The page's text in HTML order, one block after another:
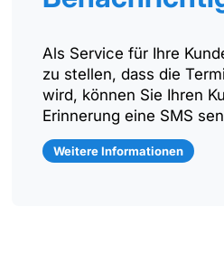
Als Service für Ihre
zu stellen, dass die
wird, können Sie Ihren
Erinnerung eine SMS
Weitere Informationen